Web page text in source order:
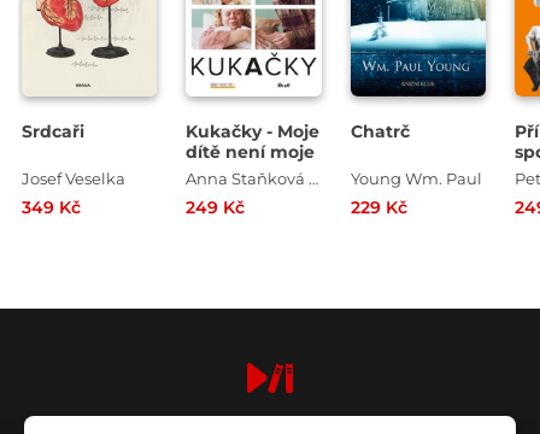
Srdcaři
Josef Veselka
349 Kč
Kukačky - Moje
dítě není moje
Anna Staňková , Jan Coufal
249 Kč
Chatrč
Young Wm. Paul
229 Kč